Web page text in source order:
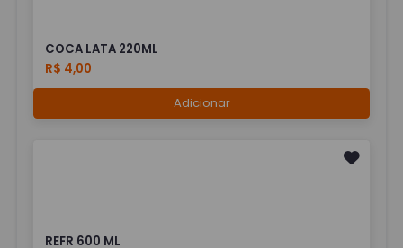
COCA LATA 220ML
R$ 4,00
Adicionar
REFR 600 ML